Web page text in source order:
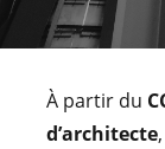
MENUISERIE
À partir du
d’architecte